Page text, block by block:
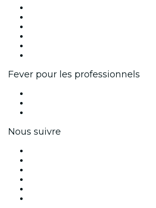
Fever pour les professionnels
Nous suivre